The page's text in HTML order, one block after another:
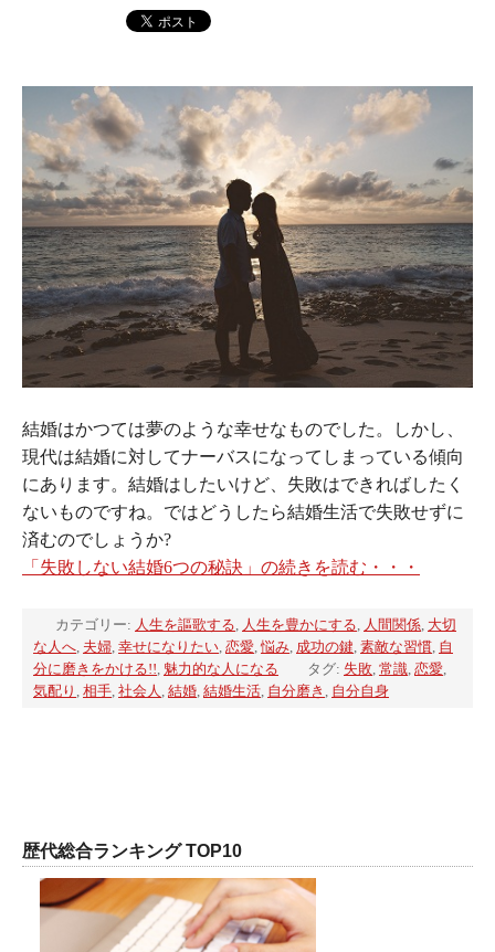
結婚はかつては夢のような幸せなものでした。しかし、
現代は結婚に対してナーバスになってしまっている傾向
にあります。結婚はしたいけど、失敗はできればしたく
ないものですね。ではどうしたら結婚生活で失敗せずに
済むのでしょうか?
「失敗しない結婚6つの秘訣」の続きを読む・・・
カテゴリー: 人生を謳歌する 人生を豊かにする 人間関係 大切
な人へ 夫婦 幸せになりたい 恋愛 ,悩み 成功の鍵 素敵な習慣 自
分に磨きをかける!! 魅力的な人になる タグ: 失敗 常識 恋愛
気配り 相手 社会人 結婚 結婚生活 自分磨き 自分自身
歴代総合ランキング TOP10